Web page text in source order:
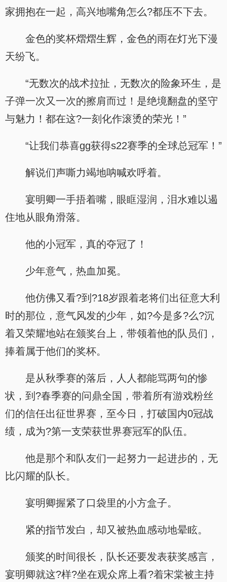
家拥抱在一起，高兴地嘴角怎么?都压不下去。
金色的奖杯熠熠生辉，金色的雨在灯光下漫
天纷飞。
“无数次的战术拉扯，无数次的险象环生，是
子弹一次又一次的擦肩而过！是绝境翻盘的坚守
与魅力！都在这?一刻化作滚烫的荣光！”
“让我们恭喜gg获得s22赛季的全球总冠军！”
解说们声嘶力竭地呐喊欢呼着。
宴明卿一手捂着嘴，眼眶湿润，泪水难以遏
住地从眼角滑落。
他的小冠军，真的夺冠了！
少年意气，热血加冕。
他仿佛又看?到?18岁跟着老将们出征意大利
时的那位，意气风发的少年，如?今是多?么?沉
着又荣耀地站在颁奖台上，带领着他的队员们，
捧着属于他们的奖杯。
是从秋季赛的落后，人人都能骂两句的惨
状，到?春季赛的问鼎全国，带着所有游戏粉丝
们的信任出征世界赛，至今日，打破国内0冠战
绩，成为?第一支荣获世界赛冠军的队伍。
他是那个和队友们一起努力一起进步的，无
比闪耀的队长。
宴明卿握紧了口袋里的小方盒子。
紧的指节发白，却又被热血感动地晕眩。
颁奖的时间很长，队长还要发表获奖感言，
宴明卿就这?样?坐在观众席上看?着宋棠被主持